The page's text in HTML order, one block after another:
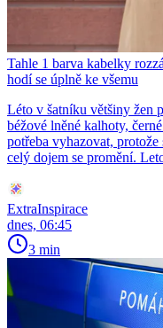
Tahle 1 barva kabelky
hodí se úplně ke všemu
Léto v šatníku většiny žen
béžové lněné kalhoty,
potřeba vyhazovat,
celý dojem se promění.
ExtraInspirace
dnes, 06:45
3 min